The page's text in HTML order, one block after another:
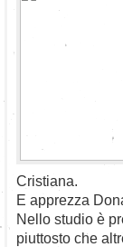
Cristiana.
E apprezza
Nello studio è
piuttosto che